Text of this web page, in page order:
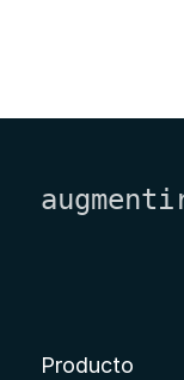
Producto